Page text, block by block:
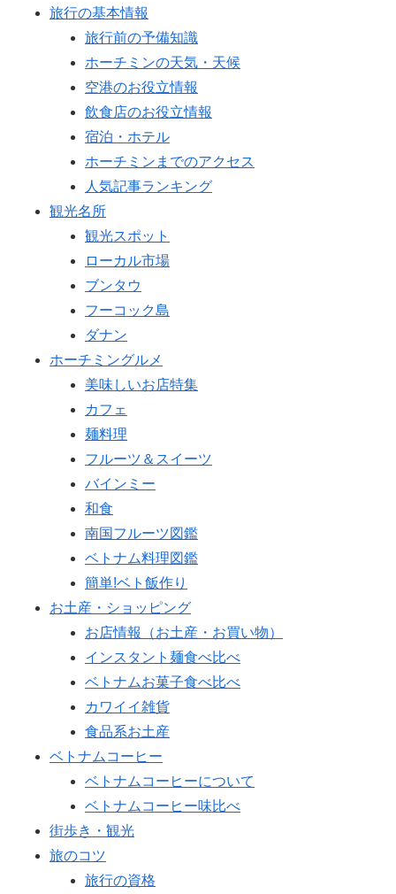
旅行の基本情報
旅行前の予備知識
ホーチミンの天気・天候
空港のお役立情報
飲食店のお役立情報
宿泊・ホテル
ホーチミンまでのアクセス
人気記事ランキング
観光名所
観光スポット
ローカル市場
ブンタウ
フーコック島
ダナン
ホーチミングルメ
美味しいお店特集
カフェ
麺料理
フルーツ＆スイーツ
バインミー
和食
南国フルーツ図鑑
ベトナム料理図鑑
簡単!ベト飯作り
お土産・ショッピング
お店情報（お土産・お買い物）
インスタント麺食べ比べ
ベトナムお菓子食べ比べ
カワイイ雑貨
食品系お土産
ベトナムコーヒー
ベトナムコーヒーについて
ベトナムコーヒー味比べ
街歩き・観光
旅のコツ
旅行の資格